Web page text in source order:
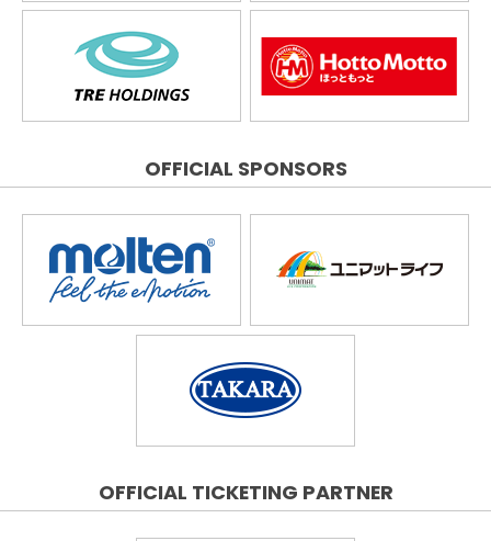
OFFICIAL SPONSORS
OFFICIAL TICKETING PARTNER